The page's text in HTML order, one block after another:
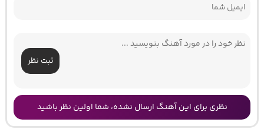
ثبت نظر
نظری برای این آهنگ ارسال نشده، شما اولین نظر باشید